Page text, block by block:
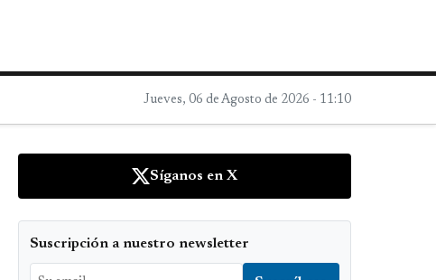
Jueves, 06 de Agosto de 2026 - 11:10
Síganos en X
Suscripción a nuestro newsletter